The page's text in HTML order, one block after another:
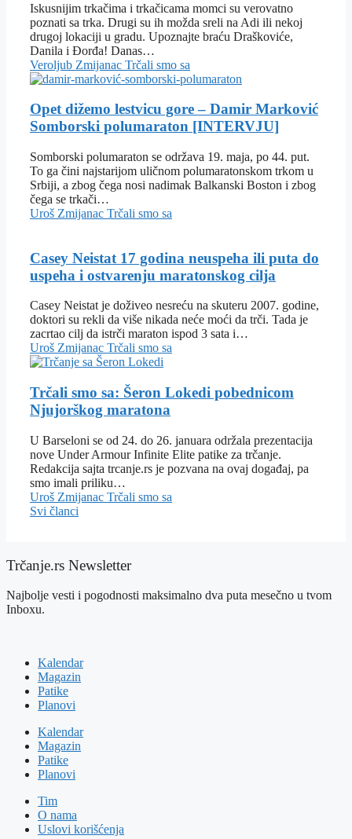
Iskusnijim trkačima i trkačicama momci su verovatno
poznati sa trka. Drugi su ih možda sreli na Adi ili nekoj
drugoj lokaciji u gradu. Upoznajte braću Draškoviće,
Danila i Đorđa! Danas…
Veroljub Zmijanac Trčali smo sa
Opet dižemo lestvicu gore – Damir Marković
Somborski polumaraton [INTERVJU]
Somborski polumaraton se održava 19. maja, po 44. put.
To ga čini najstarijom uličnom polumaratonskom trkom u
Srbiji, a zbog čega nosi nadimak Balkanski Boston i zbog
čega se trkači…
Uroš Zmijanac Trčali smo sa
Casey Neistat 17 godina neuspeha ili puta do
uspeha i ostvarenju maratonskog cilja
Casey Neistat je doživeo nesreću na skuteru 2007. godine,
doktori su rekli da više nikada neće moći da trči. Tada je
zacrtao cilj da istrči maraton ispod 3 sata i…
Uroš Zmijanac Trčali smo sa
Trčali smo sa: Šeron Lokedi pobednicom
Njujorškog maratona
U Barseloni se od 24. do 26. januara održala prezentacija
nove Under Armour Infinite Elite patike za trčanje.
Redakcija sajta trcanje.rs je pozvana na ovaj događaj, pa
smo imali priliku…
Uroš Zmijanac Trčali smo sa
Svi članci
Trčanje.rs Newsletter
Najbolje vesti i pogodnosti maksimalno dva puta mesečno u tvom
Inboxu.
Kalendar
Magazin
Patike
Planovi
Kalendar
Magazin
Patike
Planovi
Tim
O nama
Uslovi korišćenja